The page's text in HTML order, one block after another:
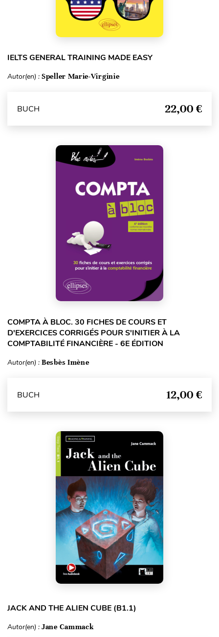
IELTS GENERAL TRAINING MADE EASY
Autor(en) : Speller Marie-Virginie
BUCH 22,00 €
COMPTA À BLOC. 30 FICHES DE COURS ET
D'EXERCICES CORRIGÉS POUR S'INITIER À LA
COMPTABILITÉ FINANCIÈRE - 6E ÉDITION
Autor(en) : Besbès Imène
BUCH 12,00 €
JACK AND THE ALIEN CUBE (B1.1)
Autor(en) : Jane Cammack